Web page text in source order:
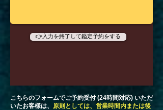
👉入力を終了して鑑定予約をする
​こちらのフォームでご予約受付 (24時間対応) いただ
いたお客様は、 原則としては、営業時間内または後